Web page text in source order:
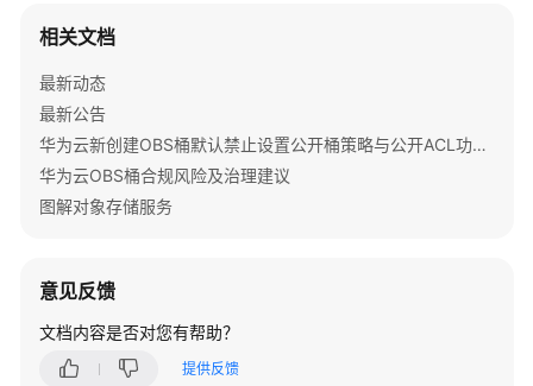
绍
计
费
明
快
门
用
相关文档
最新动态
最新公告
华为云新创建OBS桶默认禁止设置公开桶策略与公开ACL功能通知
华为云OBS桶合规风险及治理建议
图解对象存储服务
意见反馈
文档内容是否对您有帮助？
提供反馈